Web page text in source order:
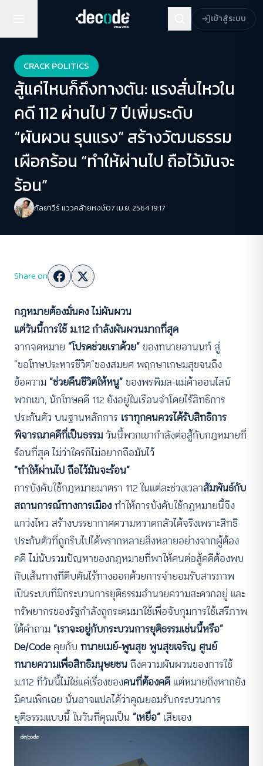
เข้าสู่ระบบ
CRACK POLITICS
สู้แค่ไหนก็ถึงทางตัน: แรงสั่นไหวใน
คดี 112 ผ่านไป 7 ปีเพิ่มระดับ
“ผันผวน รุนแรง” สร้างวัฒนธรรม
เผือกร้อน “ทำให้ผ่านไป ถือไว้มันจะ
ร้อน”
กัลยาวีร์ แววคล้ายหงษ์07 เม.ย. 2564 19:17
Share on
กฎหมายต้องมั่นคง ไม่ผันผวน
แต่วันนี้การใช้ ม.112 กำลังผันผวนมากที่สุด
จากจดหมาย “โปรดช่วยเราด้วย” ของทนายอานนท์ สู่
“ขอโทษประหารชีวิต”ของสมยศ พฤกษาเกษมสุขจนถึง
ข้อความ“ช่วยคืนชีวิตให้หนู” ของพรพิมล-แม่ค้าออนไลน์
พวกเขา, นักโทษคดี 112 ยังอยู่ในเรือนจำโดยไร้สิทธิการ
ประกันตัว บนฐานหลักการ เราทุกคนควรได้รับสิทธิการ
พิจารณาคดีที่เป็นธรรมวันนี้พวกเขากำลังต่อสู้กับกฎหมายที่
ร้อนที่สุด ไม่ว่าใครก็ไม่อยากถือมันไว้
“ทำให้ผ่านไป ถือไว้มันจะร้อน”
การบังคับใช้กฎหมายมาตรา 112 ในแต่ละช่วงเวลาสัมพันธ์กับ
สถานการณ์ทางการเมืองทำให้การบังคับใช้กฎหมายนี้จึง
แกว่งไหว สร้างบรรยากาศความหวาดกลัวได้จริงเพราะสิทธิ
ประกันตัวที่ถูกริบไปได้พรากหลายสิ่งหลายอย่างจากผู้ต้อง
คดี ไม่นับรวมปัญหาของกฎหมายที่พาให้คนต่อสู้คดีต้องพบ
กับเส้นทางที่ตีบตันไร้ทางออกด้วยการจำยอมรับสารภาพ
เป็นระบบที่มีกระบวนการยุติธรรมอำนวยความสะดวกอยู่ และ
ทรัพยากรของรัฐกำลังถูกระดมมาใช้เพื่อจับกุมการใช้เสรีภาพ
ใต้คำถาม“เราจะอยู่กับกระบวนการยุติธรรมเช่นนี้หรือ”
De/Code คุยกับ ทนายเมย์-พูนสุข พูนสุขเจริญ ศูนย์
ทนายความเพื่อสิทธิมนุษยชนถึงความผันผวนของการใช้
ม.112 ที่วันนี้ไม่ใช่แค่เรื่องของคนที่ต้องคดี แต่หมายถึงหากยัง
มีคนเพิกเฉย นั่นอาจแปลได้ว่าคุณยอมรับกระบวนการ
ยุติธรรมแบบนี้ ในวันที่คุณเป็น “เหยื่อ” เสียเอง